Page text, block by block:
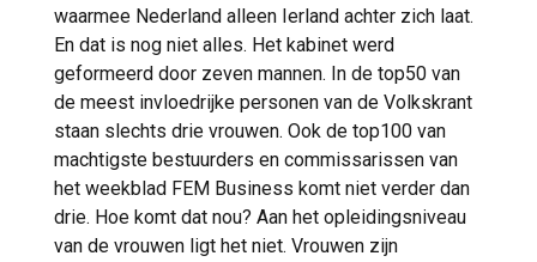
waarmee Nederland alleen Ierland achter zich laat.
En dat is nog niet alles. Het kabinet werd
geformeerd door zeven mannen. In de top50 van
de meest invloedrijke personen van de Volkskrant
staan slechts drie vrouwen. Ook de top100 van
machtigste bestuurders en commissarissen van
het weekblad FEM Business komt niet verder dan
drie. Hoe komt dat nou? Aan het opleidingsniveau
van de vrouwen ligt het niet. Vrouwen zijn